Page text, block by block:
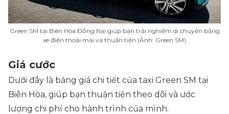
Green SM tại Biên Hòa Đồng Nai giúp bạn trải nghiệm di chuyển bằng
xe điện thoải mái và thuận tiện (Ảnh: Green SM)
Giá cước
Dưới đây là bảng giá chi tiết của taxi Green SM tại
Biên Hòa, giúp bạn thuận tiện theo dõi và ước
lượng chi phí cho hành trình của mình.